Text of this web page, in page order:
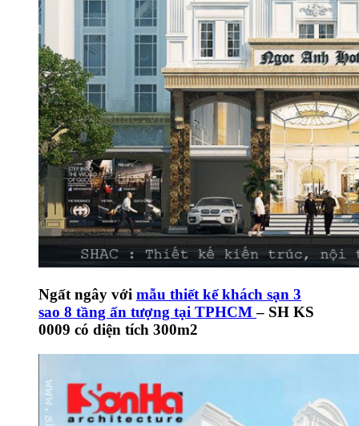
Ngất ngây với mẫu thiết kế khách sạn 3
sao 8 tầng ấn tượng tại TPHCM– SH KS
0009 có diện tích 300m2